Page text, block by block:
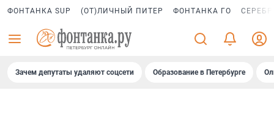
ФОНТАНКА SUP (ОТ)ЛИЧНЫЙ ПИТЕР ФОНТАНКА ГО
Зачем депутаты удаляют соцсети Образование в Петербурге